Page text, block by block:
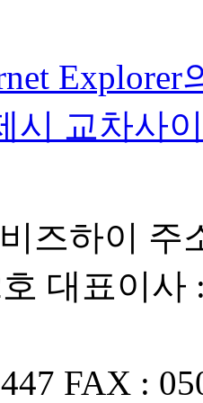
시 교차사
즈하이 주
대표이사
FAX :